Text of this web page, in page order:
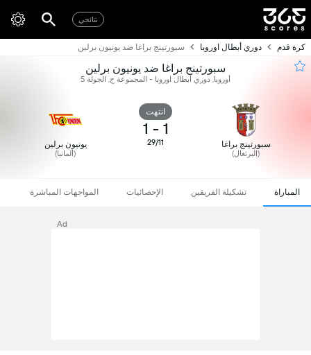
نتائجي
كرة قدم دوري أبطال اوروبا سبورتينج براغا ضد يونيون برلين
سبورتينج براغا ضد يونيون برلين
أوروبا, دوري أبطال اوروبا - المجموعة ج, الجولة 5
سبورتينج براغا
(البرتغال)
انتهت
1
-
1
29/11 يونيون برلين
(ألمانيا)
المباراة تشكيلة الفريقين الإحصائيات المواجهات المباشرة
Ad